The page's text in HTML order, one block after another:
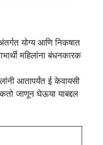
योग्य आणि निकषात
महिलांना बंधनकारक
आतापर्यंत ई केवायसी
जाणून घेऊया याबद्दल